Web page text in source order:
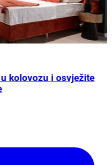
kolovozu i osvježite